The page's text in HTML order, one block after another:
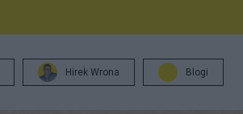
Hirek Wrona Blogi